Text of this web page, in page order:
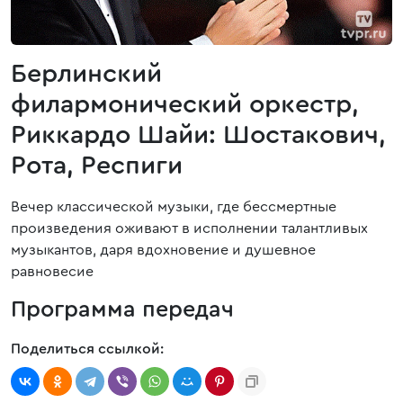
Берлинский
филармонический оркестр,
Риккардо Шайи: Шостакович,
Рота, Респиги
Вечер классической музыки, где бессмертные
произведения оживают в исполнении талантливых
музыкантов, даря вдохновение и душевное
равновесие
Программа передач
Поделиться ссылкой: